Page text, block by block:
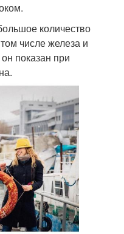
количество
числе железа и
показан при